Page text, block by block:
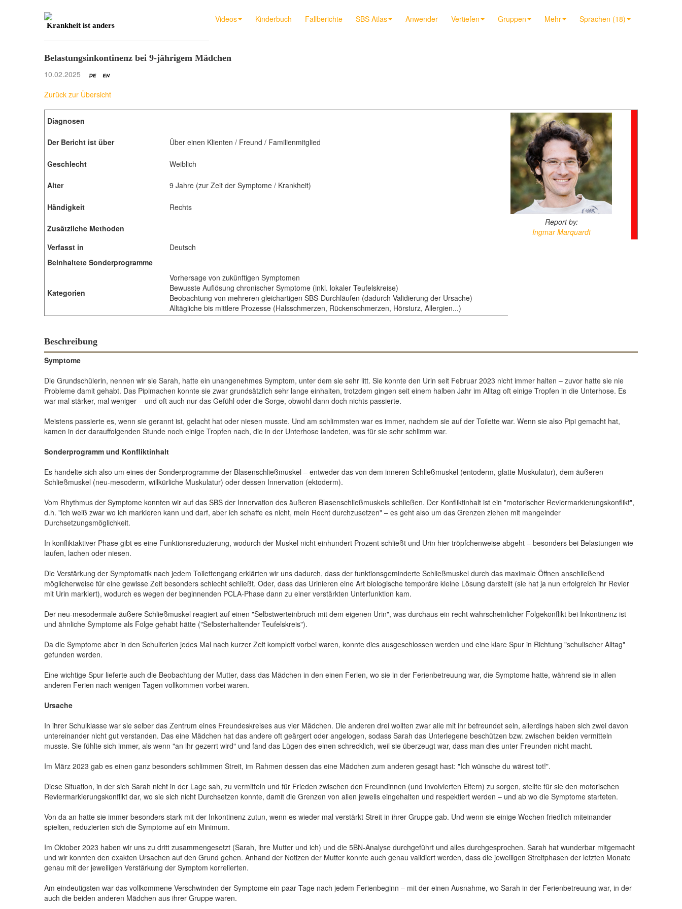
Videos Kinderbuch Fallberichte SBS Atlas Anwender Vertiefen Gruppen Mehr Sprachen (18)
Krankheit ist anders
Belastungsinkontinenz bei 9-jährigem Mädchen
10.02.2025
Zurück zur Übersicht
Diagnosen
Report by:
Ingmar Marquardt
Der Bericht ist über Über einen Klienten / Freund / Familienmitglied
Geschlecht Weiblich
Alter 9 Jahre (zur Zeit der Symptome / Krankheit)
Händigkeit Rechts
Zusätzliche Methoden
Verfasst in
Deutsch
Beinhaltete Sonderprogramme
Kategorien
Vorhersage von zukünftigen Symptomen
Bewusste Auflösung chronischer Symptome (inkl. lokaler Teufelskreise)
Beobachtung von mehreren gleichartigen SBS-Durchläufen (dadurch Validierung der Ursache)
Alltägliche bis mittlere Prozesse (Halsschmerzen, Rückenschmerzen, Hörsturz, Allergien...)
Beschreibung
Symptome
Die Grundschülerin, nennen wir sie Sarah, hatte ein unangenehmes Symptom, unter dem sie sehr litt. Sie konnte den Urin seit Februar 2023 nicht immer halten – zuvor hatte sie nie
Probleme damit gehabt. Das Pipimachen konnte sie zwar grundsätzlich sehr lange einhalten, trotzdem gingen seit einem halben Jahr im Alltag oft einige Tropfen in die Unterhose. Es
war mal stärker, mal weniger – und oft auch nur das Gefühl oder die Sorge, obwohl dann doch nichts passierte.
Meistens passierte es, wenn sie gerannt ist, gelacht hat oder niesen musste. Und am schlimmsten war es immer, nachdem sie auf der Toilette war. Wenn sie also Pipi gemacht hat,
kamen in der darauffolgenden Stunde noch einige Tropfen nach, die in der Unterhose landeten, was für sie sehr schlimm war.
Sonderprogramm und Konfliktinhalt
Es handelte sich also um eines der Sonderprogramme der Blasenschließmuskel – entweder das von dem inneren Schließmuskel (entoderm, glatte Muskulatur), dem äußeren
Schließmuskel (neu-mesoderm, willkürliche Muskulatur) oder dessen Innervation (ektoderm).
Vom Rhythmus der Symptome konnten wir auf das SBS der Innervation des äußeren Blasenschließmuskels schließen. Der Konfliktinhalt ist ein "motorischer Reviermarkierungskonflikt",
d.h. "ich weiß zwar wo ich markieren kann und darf, aber ich schaffe es nicht, mein Recht durchzusetzen" – es geht also um das Grenzen ziehen mit mangelnder
Durchsetzungsmöglichkeit.
In konfliktaktiver Phase gibt es eine Funktionsreduzierung, wodurch der Muskel nicht einhundert Prozent schließt und Urin hier tröpfchenweise abgeht – besonders bei Belastungen wie
laufen, lachen oder niesen.
Die Verstärkung der Symptomatik nach jedem Toilettengang erklärten wir uns dadurch, dass der funktionsgeminderte Schließmuskel durch das maximale Öffnen anschließend
möglicherweise für eine gewisse Zeit besonders schlecht schließt. Oder, dass das Urinieren eine Art biologische temporäre kleine Lösung darstellt (sie hat ja nun erfolgreich ihr Revier
mit Urin markiert), wodurch es wegen der beginnenden PCLA-Phase dann zu einer verstärkten Unterfunktion kam.
Der neu-mesodermale äußere Schließmuskel reagiert auf einen "Selbstwerteinbruch mit dem eigenen Urin", was durchaus ein recht wahrscheinlicher Folgekonflikt bei Inkontinenz ist
und ähnliche Symptome als Folge gehabt hätte ("Selbsterhaltender Teufelskreis").
Da die Symptome aber in den Schulferien jedes Mal nach kurzer Zeit komplett vorbei waren, konnte dies ausgeschlossen werden und eine klare Spur in Richtung "schulischer Alltag"
gefunden werden.
Eine wichtige Spur lieferte auch die Beobachtung der Mutter, dass das Mädchen in den einen Ferien, wo sie in der Ferienbetreuung war, die Symptome hatte, während sie in allen
anderen Ferien nach wenigen Tagen vollkommen vorbei waren.
Ursache
In ihrer Schulklasse war sie selber das Zentrum eines Freundeskreises aus vier Mädchen. Die anderen drei wollten zwar alle mit ihr befreundet sein, allerdings haben sich zwei davon
untereinander nicht gut verstanden. Das eine Mädchen hat das andere oft geärgert oder angelogen, sodass Sarah das Unterlegene beschützen bzw. zwischen beiden vermitteln
musste. Sie fühlte sich immer, als wenn "an ihr gezerrt wird" und fand das Lügen des einen schrecklich, weil sie überzeugt war, dass man dies unter Freunden nicht macht.
Im März 2023 gab es einen ganz besonders schlimmen Streit, im Rahmen dessen das eine Mädchen zum anderen gesagt hast: "Ich wünsche du wärest tot!".
Diese Situation, in der sich Sarah nicht in der Lage sah, zu vermitteln und für Frieden zwischen den Freundinnen (und involvierten Eltern) zu sorgen, stellte für sie den motorischen
Reviermarkierungskonflikt dar, wo sie sich nicht Durchsetzen konnte, damit die Grenzen von allen jeweils eingehalten und respektiert werden – und ab wo die Symptome starteten.
Von da an hatte sie immer besonders stark mit der Inkontinenz zutun, wenn es wieder mal verstärkt Streit in ihrer Gruppe gab. Und wenn sie einige Wochen friedlich miteinander
spielten, reduzierten sich die Symptome auf ein Minimum.
Im Oktober 2023 haben wir uns zu dritt zusammengesetzt (Sarah, ihre Mutter und ich) und die 5BN-Analyse durchgeführt und alles durchgesprochen. Sarah hat wunderbar mitgemacht
und wir konnten den exakten Ursachen auf den Grund gehen. Anhand der Notizen der Mutter konnte auch genau validiert werden, dass die jeweiligen Streitphasen der letzten Monate
genau mit der jeweiligen Verstärkung der Symptom korrelierten.
Am eindeutigsten war das vollkommene Verschwinden der Symptome ein paar Tage nach jedem Ferienbeginn – mit der einen Ausnahme, wo Sarah in der Ferienbetreuung war, in der
auch die beiden anderen Mädchen aus ihrer Gruppe waren.